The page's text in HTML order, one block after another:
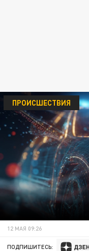
ПРОИСШЕСТВИЯ
12 МАЯ 09:26
ПОДПИШИТЕСЬ: